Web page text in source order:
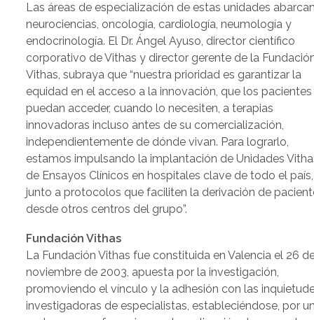
Las áreas de especialización de estas unidades
neurociencias, oncología, cardiología, neumología y
endocrinología. El Dr. Ángel Ayuso, director científico
corporativo de Vithas y director gerente de la
Vithas, subraya que “nuestra prioridad es garantizar la
equidad en el acceso a la innovación, que los pacientes
puedan acceder, cuando lo necesiten, a terapias
innovadoras incluso antes de su comercialización,
independientemente de dónde vivan. Para lograrlo,
estamos impulsando la implantación de Unidades
de Ensayos Clínicos en hospitales clave de todo el país,
junto a protocolos que faciliten la derivación de
desde otros centros del grupo”.
Fundación Vithas
La Fundación Vithas fue constituida en Valencia el 26
noviembre de 2003, apuesta por la investigación,
promoviendo el vínculo y la adhesión con las
investigadoras de especialistas, estableciéndose, por